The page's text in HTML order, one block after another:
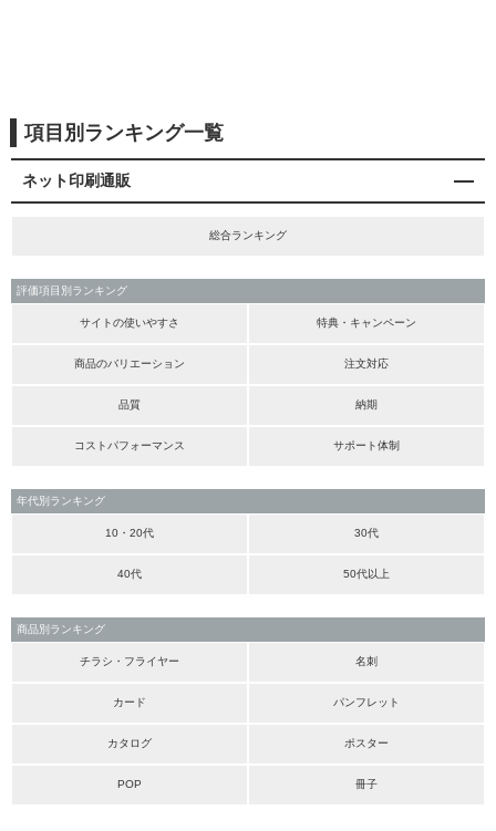
項目別ランキング一覧
ネット印刷通販
総合ランキング
評価項目別ランキング
サイトの使いやすさ 特典・キャンペーン
商品のバリエーション 注文対応
品質 納期
コストパフォーマンス サポート体制
年代別ランキング
10・20代 30代
40代 50代以上
商品別ランキング
チラシ・フライヤー 名刺
カード パンフレット
カタログ ポスター
POP 冊子